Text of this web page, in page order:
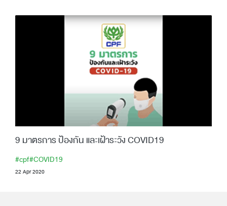
9 มาตรการ ป้องกัน และเฝ้าระวัง COVID19
#cpf#COVID19
22 Apr 2020